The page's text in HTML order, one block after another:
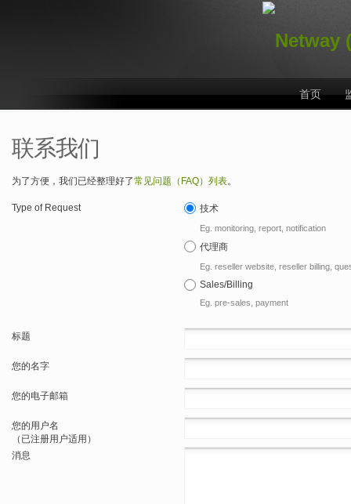
首页
联系我们
为了方便，我们已经整理好了常见问题（FAQ）列表。
Type of Request 技术
Eg. monitoring, report, notification
代理商
Eg. reseller website, reseller billing,
Sales/Billing
Eg. pre-sales, payment
标题
您的名字
您的电子邮箱
您的用户名
（已注册用户适用）
消息